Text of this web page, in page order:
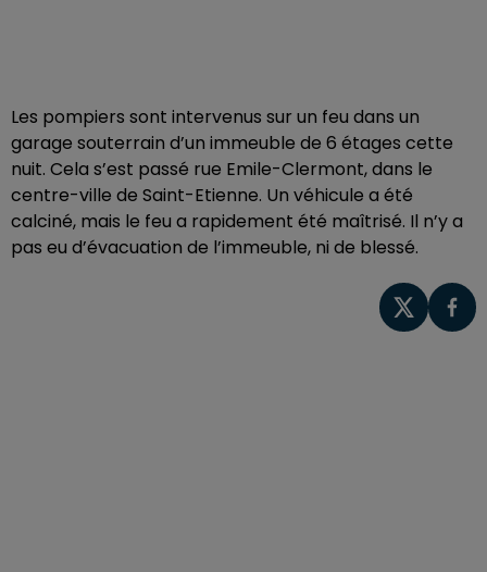
Les pompiers sont intervenus sur un feu dans un
garage souterrain d’un immeuble de 6 étages cette
nuit. Cela s’est passé rue Emile-Clermont, dans le
centre-ville de Saint-Etienne. Un véhicule a été
calciné, mais le feu a rapidement été maîtrisé. Il n’y a
pas eu d’évacuation de l’immeuble, ni de blessé.